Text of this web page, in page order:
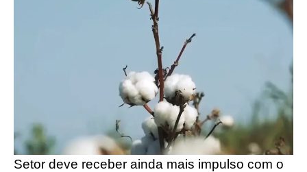
Setor deve receber ainda mais impulso com o